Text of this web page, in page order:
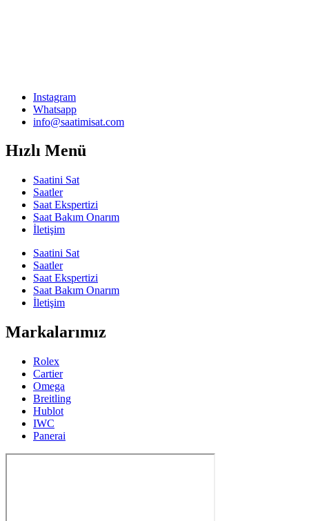
Instagram
Whatsapp
info@saatimisat.com
Hızlı Menü
Saatini Sat
Saatler
Saat Ekspertizi
Saat Bakım Onarım
İletişim
Saatini Sat
Saatler
Saat Ekspertizi
Saat Bakım Onarım
İletişim
Markalarımız
Rolex
Cartier
Omega
Breitling
Hublot
IWC
Panerai